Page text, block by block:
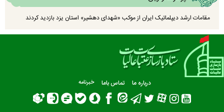
مقامات ارشد دیپلماتیک ایران از موکب «شهدای دهشیر» استان یزد بازدید کردند
درباره ما تماس باما خبرنامه